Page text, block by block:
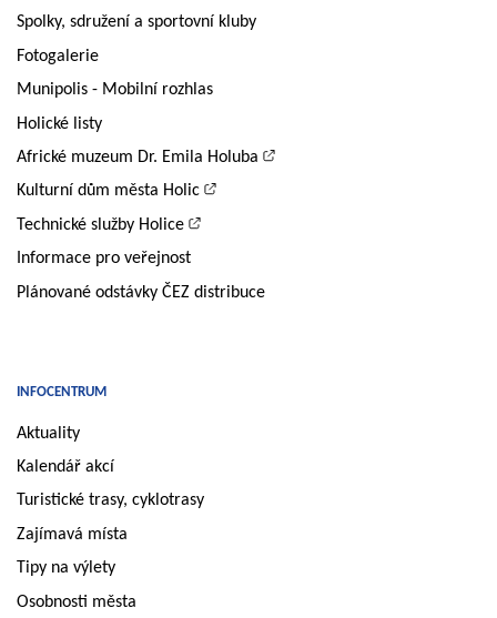
Spolky, sdružení a sportovní kluby
Fotogalerie
Munipolis - Mobilní rozhlas
Holické listy
Africké muzeum Dr. Emila Holuba
Kulturní dům města Holic
Technické služby Holice
Informace pro veřejnost
Plánované odstávky ČEZ distribuce
INFOCENTRUM
Aktuality
Kalendář akcí
Turistické trasy, cyklotrasy
Zajímavá místa
Tipy na výlety
Osobnosti města